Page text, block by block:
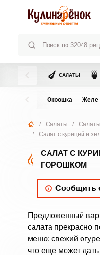
🍆 САЛАТЫ 🍵
Окрошка Желе
/ Салаты /
Салаты
/
Салат с курицей и
САЛАТ С
ГОРОШКОМ
Сообщить
Предложенный
салата прекрасно
меню: свежий
что еще может